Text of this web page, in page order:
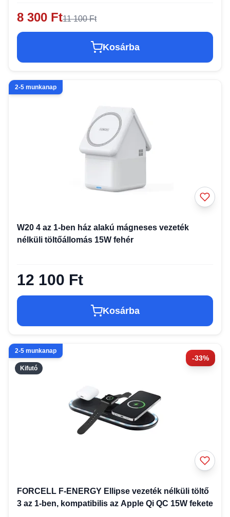
8 300 Ft11 100 Ft
Kosárba
2-5 munkanap
W20 4 az 1-ben ház alakú mágneses vezeték
nélküli töltőállomás 15W fehér
12 100 Ft
Kosárba
Kifutó
-33%
2-5 munkanap
FORCELL F-ENERGY Ellipse vezeték nélküli töltő
3 az 1-ben, kompatibilis az Apple Qi QC 15W fekete